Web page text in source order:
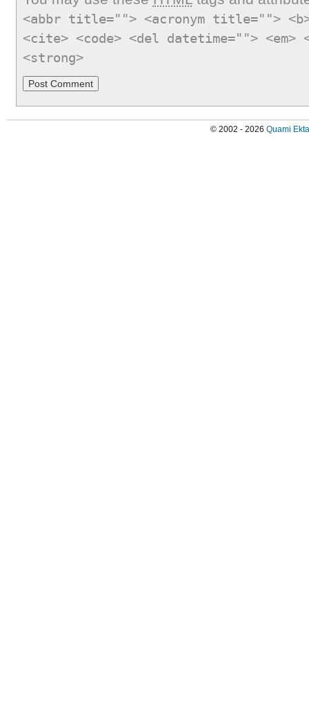
<abbr title=""> <acronym title="">
<cite> <code> <del datetime="">
<strong>
© 2002 - 2026 Quami